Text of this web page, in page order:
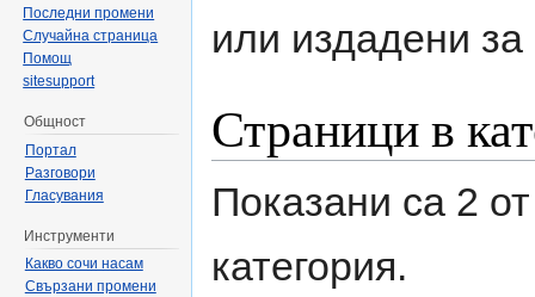
или издадени
Страници в
Показани са 2
категория.
Последни промени
Случайна страница
Помощ
sitesupport
Общност
Портал
Разговори
Гласувания
Инструменти
Какво сочи насам
Свързани промени